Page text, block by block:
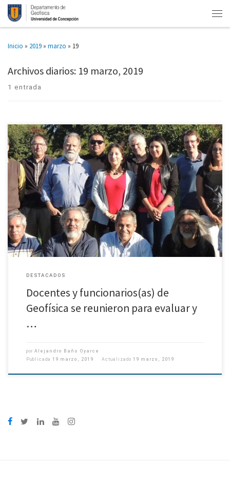
Inicio » 2019 » marzo » 19
Archivos diarios: 19 marzo, 2019
1 entrada
Durante dos días los académicos(as) y funcionarios(as) del Departamento
de Geofísica de la Universidad de Concepción se reunieron para evaluar lo
realizado durante 2018 y proyectar acciones y planes para […]
DESTACADOS
Docentes y funcionarios(as) de
Geofísica se reunieron para evaluar y
…
por Alejandro Baño Oyarce
Publicada 19 marzo, 2019 Actualizado 19 marzo, 2019